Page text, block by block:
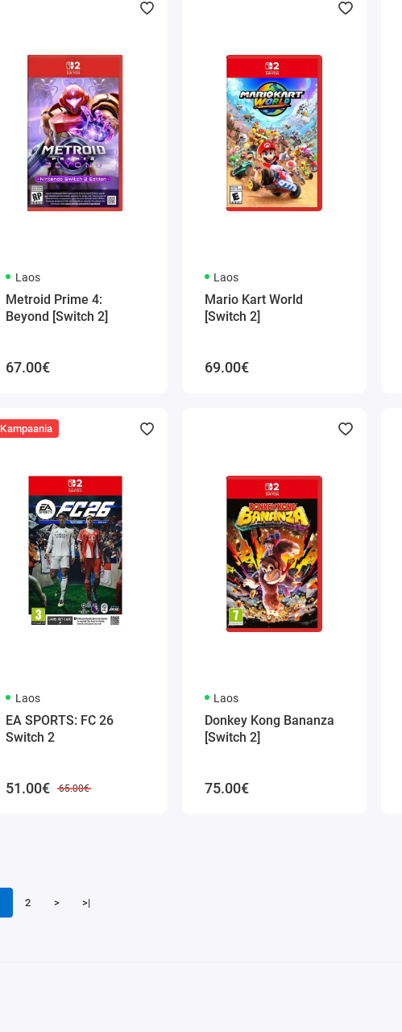
Laos
Metroid Prime 4:
Beyond [Switch 2]
67.00€
Laos
Mario Kart World
[Switch 2]
69.00€
Kampaania
Laos
EA SPORTS: FC 26
Switch 2
51.00€ 65.00€
Laos
Donkey Kong Bananza
[Switch 2]
75.00€
2 > >|